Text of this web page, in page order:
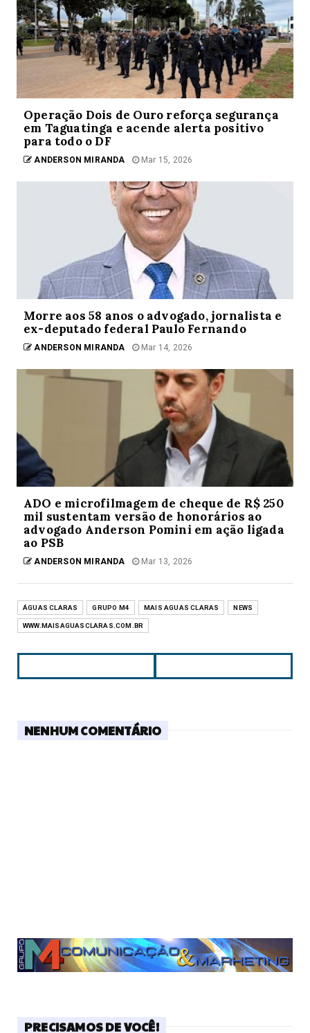
Operação Dois de Ouro reforça segurança
em Taguatinga e acende alerta positivo
para todo o DF
ANDERSON MIRANDA Mar 15, 2026
Morre aos 58 anos o advogado, jornalista e
ex-deputado federal Paulo Fernando
ANDERSON MIRANDA Mar 14, 2026
ADO e microfilmagem de cheque de R$ 250
mil sustentam versão de honorários ao
advogado Anderson Pomini em ação ligada
ao PSB
ANDERSON MIRANDA Mar 13, 2026
ÁGUAS CLARAS GRUPO M4 MAIS AGUAS CLARAS NEWS
WWW.MAISAGUASCLARAS.COM.BR
NENHUM COMENTÁRIO
PRECISAMOS DE VOCÊ!